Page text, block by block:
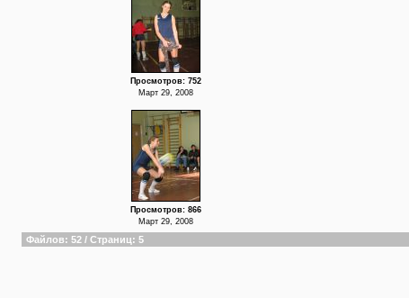
Просмотров: 752
Март 29, 2008
Просмотров: 866
Март 29, 2008
Файлов: 52 / Страниц: 5